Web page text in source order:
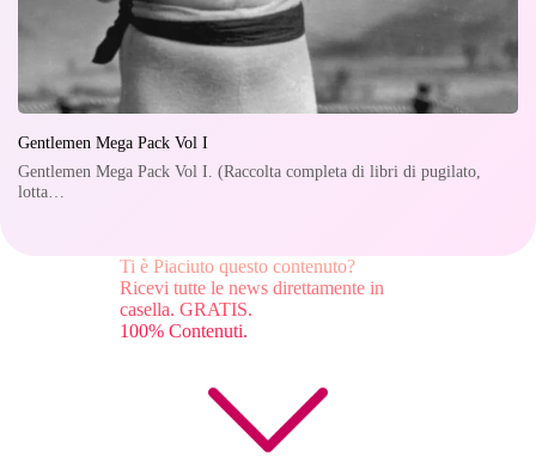
Gentlemen Mega Pack Vol I
Gentlemen Mega Pack Vol I. (Raccolta completa di libri di pugilato,
lotta…
Ti è Piaciuto questo contenuto?
Ricevi tutte le news direttamente in
casella. GRATIS.
100% Contenuti.